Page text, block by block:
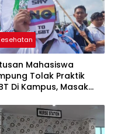
Mahasiswa
Tolak Praktik
Di Kampus, Masak